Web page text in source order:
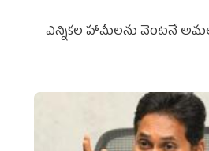
ఎన్నికల హామీలను వెంటనే